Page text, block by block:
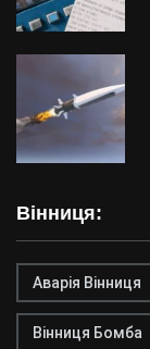
Вінниця:
Аварія Вінниця
Вінниця Бомба